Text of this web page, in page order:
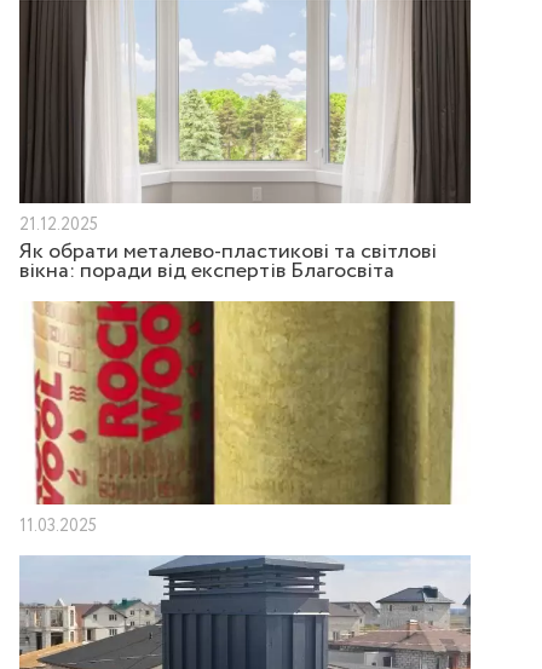
21.12.2025
Як обрати металево-пластикові та світлові
вікна: поради від експертів Благосвіта
11.03.2025